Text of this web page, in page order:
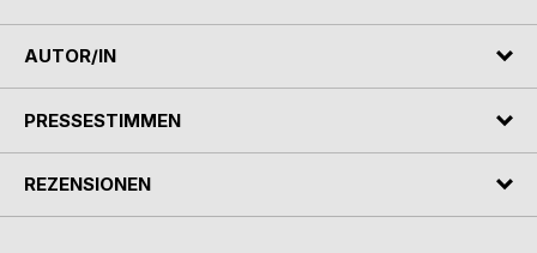
AUTOR/IN
PRESSESTIMMEN
REZENSIONEN